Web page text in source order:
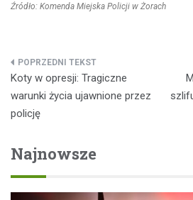
Źródło: Komenda Miejska Policji w Żorach
Nawigacja
wpisu
Koty w opresji: Tragiczne
warunki życia ujawnione przez
policję
Najnowsze